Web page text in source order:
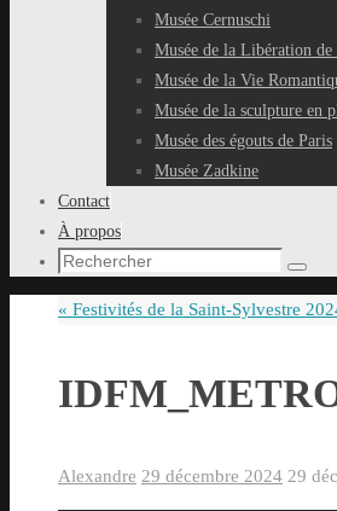
Musée Cernuschi
Musée de la Libération de
Musée de la Vie
Musée de la sculpture en
Musée des égouts de Paris
Musée Zadkine
Contact
À propos
Recherche
:
« Festivités de la Saint-Sylvestre
Alexandre 29 décembre 2024 29